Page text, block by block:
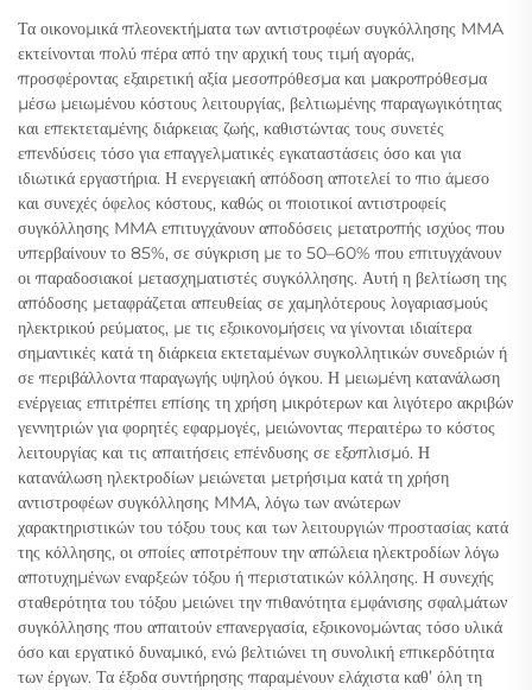
Τα οικονομικά πλεονεκτήματα των αντιστροφέων συγκόλλησης MMA
εκτείνονται πολύ πέρα από την αρχική τους τιμή αγοράς,
προσφέροντας εξαιρετική αξία μεσοπρόθεσμα και μακροπρόθεσμα
μέσω μειωμένου κόστους λειτουργίας, βελτιωμένης παραγωγικότητας
και επεκτεταμένης διάρκειας ζωής, καθιστώντας τους συνετές
επενδύσεις τόσο για επαγγελματικές εγκαταστάσεις όσο και για
ιδιωτικά εργαστήρια. Η ενεργειακή απόδοση αποτελεί το πιο άμεσο
και συνεχές όφελος κόστους, καθώς οι ποιοτικοί αντιστροφείς
συγκόλλησης MMA επιτυγχάνουν αποδόσεις μετατροπής ισχύος που
υπερβαίνουν το 85%, σε σύγκριση με το 50–60% που επιτυγχάνουν
οι παραδοσιακοί μετασχηματιστές συγκόλλησης. Αυτή η βελτίωση της
απόδοσης μεταφράζεται απευθείας σε χαμηλότερους λογαριασμούς
ηλεκτρικού ρεύματος, με τις εξοικονομήσεις να γίνονται ιδιαίτερα
σημαντικές κατά τη διάρκεια εκτεταμένων συγκολλητικών συνεδριών ή
σε περιβάλλοντα παραγωγής υψηλού όγκου. Η μειωμένη κατανάλωση
ενέργειας επιτρέπει επίσης τη χρήση μικρότερων και λιγότερο ακριβών
γεννητριών για φορητές εφαρμογές, μειώνοντας περαιτέρω το κόστος
λειτουργίας και τις απαιτήσεις επένδυσης σε εξοπλισμό. Η
κατανάλωση ηλεκτροδίων μειώνεται μετρήσιμα κατά τη χρήση
αντιστροφέων συγκόλλησης MMA, λόγω των ανώτερων
χαρακτηριστικών του τόξου τους και των λειτουργιών προστασίας κατά
της κόλλησης, οι οποίες αποτρέπουν την απώλεια ηλεκτροδίων λόγω
αποτυχημένων εναρξεών τόξου ή περιστατικών κόλλησης. Η συνεχής
σταθερότητα του τόξου μειώνει την πιθανότητα εμφάνισης σφαλμάτων
συγκόλλησης που απαιτούν επανεργασία, εξοικονομώντας τόσο υλικά
όσο και εργατικό δυναμικό, ενώ βελτιώνει τη συνολική επικερδότητα
των έργων. Τα έξοδα συντήρησης παραμένουν ελάχιστα καθ’ όλη τη